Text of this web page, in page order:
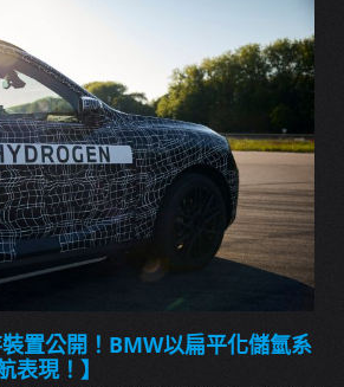
裝置公開！BMW以扁平化儲氫系
表現！】